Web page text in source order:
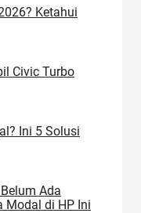
Ketahui
Civic Turbo
Ini 5 Solusi
Ada
Modal di HP Ini